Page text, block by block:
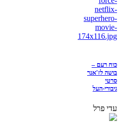
כוח רעם –
בושה לז'אנר
סרטי
גיבורי-העל
עדי פרל